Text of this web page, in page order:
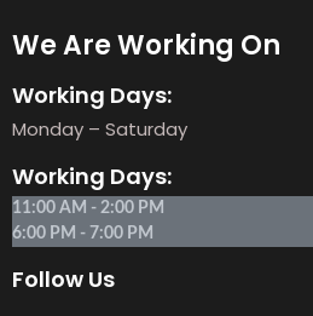
We Are Working On
Working Days:
Monday – Saturday
Working Days:
11:00 AM - 2:00 PM
6:00 PM - 7:00 PM
Follow Us